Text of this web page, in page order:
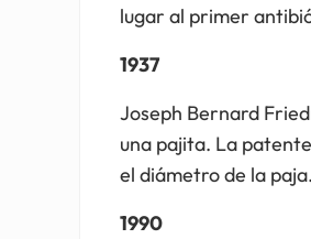
lugar al primer
1937
Joseph Bernard
una pajita. La
el diámetro de la paja.
1990